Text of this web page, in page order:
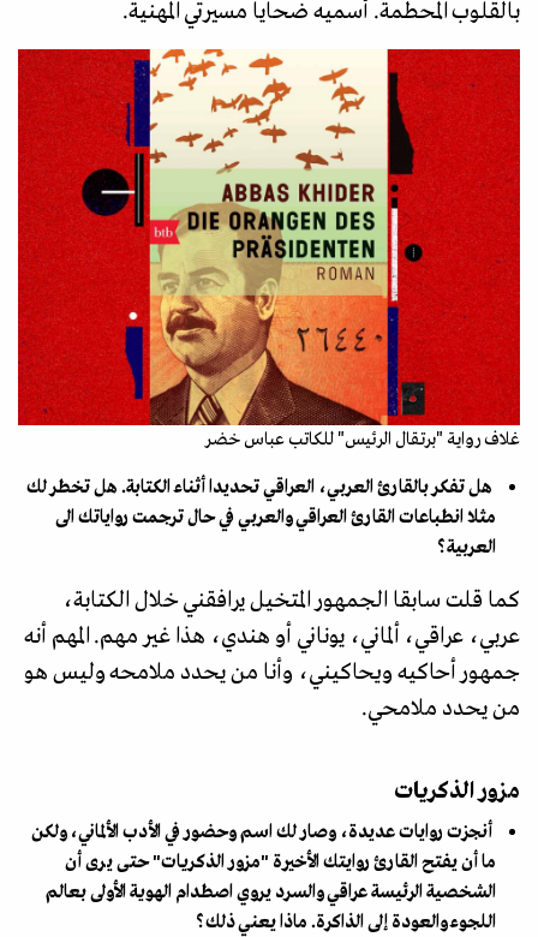
بالقلوب المحطمة. أسميه ضحايا مسيرتي المهنية.
غلاف رواية "برتقال الرئيس" للكاتب عباس خضر
هل تفكر بالقارئ العربي، العراقي تحديدا أثناء الكتابة. هل تخطر لك
مثلا انطباعات القارئ العراقي والعربي في حال ترجمت رواياتك الى
العربية؟
كما قلت سابقا الجمهور المتخيل يرافقني خلال الكتابة،
عربي، عراقي، ألماني، يوناني أو هندي، هذا غير مهم. المهم أنه
جمهور أحاكيه ويحاكيني، وأنا من يحدد ملامحه وليس هو
من يحدد ملامحي.
مزور الذكريات
أنجزت روايات عديدة، وصار لك اسم وحضور في الأدب الألماني، ولكن
ما أن يفتح القارئ روايتك الأخيرة "مزور الذكريات" حتى يرى أن
الشخصية الرئيسة عراقي والسرد يروي اصطدام الهوية الأولى بعالم
اللجوء والعودة إلى الذاكرة. ماذا يعني ذلك؟